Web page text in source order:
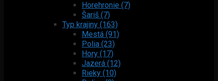
Horehronie (7)
Šariš (7)
Typ krajiny (163)
Mestá (91)
Polia (23)
Hory (17)
Jazerá (12)
Rieky (10)